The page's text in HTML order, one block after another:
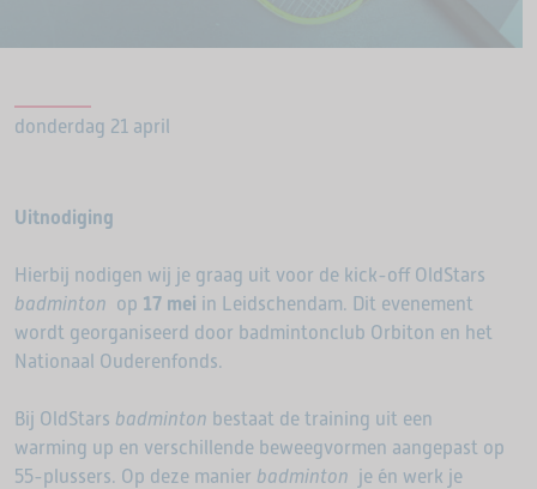
donderdag 21 april
Uitnodiging
Hierbij nodigen wij je graag uit voor de kick-off OldStars
badminton op 17 mei in Leidschendam. Dit evenement
wordt georganiseerd door badmintonclub Orbiton en het
Nationaal Ouderenfonds.
Bij OldStars badminton bestaat de training uit een
warming up en verschillende beweegvormen aangepast op
55-plussers. Op deze manier badminton je én werk je